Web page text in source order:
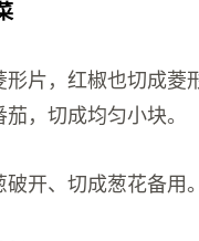
形片，红椒也切成菱
，切成均匀小块。
开、切成葱花备用。